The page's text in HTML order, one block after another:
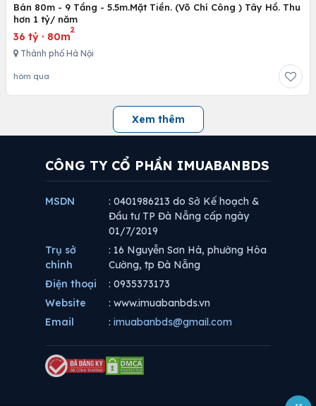
Bán 80m - 9 Tầng - 5.5m.Mặt Tiền. (Võ Chí Công ) Tây Hồ. Thu
hơn 1 tỷ/ năm
36 tỷ · 80m
2
Thành phố Hà Nội
hôm qua
Xem thêm
CÔNG TY CỔ PHẦN IMUABANBDS
MSDN
: 0401986213 do Sở Kế hoạch &
Đầu tư TP Đà Nẵng cấp ngày
01/7/2019
Trụ sở
chính
: 16 Nguyễn Sơn Hà, phường Hòa
Cường, tp Đà Nẵng
Điện thoại
: 0935373173
Website
: www.imuabanbds.vn
Email
: imuabanbds@gmail.com